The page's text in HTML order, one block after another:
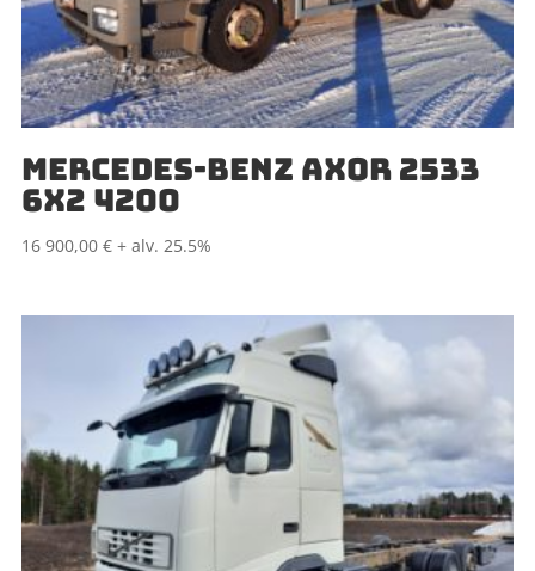
MERCEDES-BENZ AXOR 2533
6X2 4200
16 900,00 € + alv. 25.5%